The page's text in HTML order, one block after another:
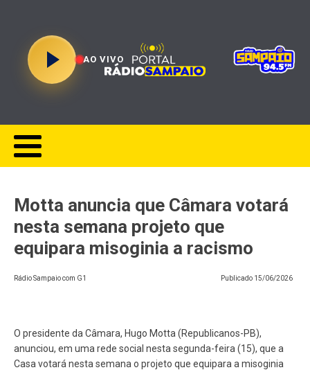
AO VIVO
Motta anuncia que Câmara votará
nesta semana projeto que
equipara misoginia a racismo
Rádio Sampaio com G1 Publicado 15/06/2026
O presidente da Câmara, Hugo Motta (Republicanos-PB),
anunciou, em uma rede social nesta segunda-feira (15), que a
Casa votará nesta semana o projeto que equipara a misoginia